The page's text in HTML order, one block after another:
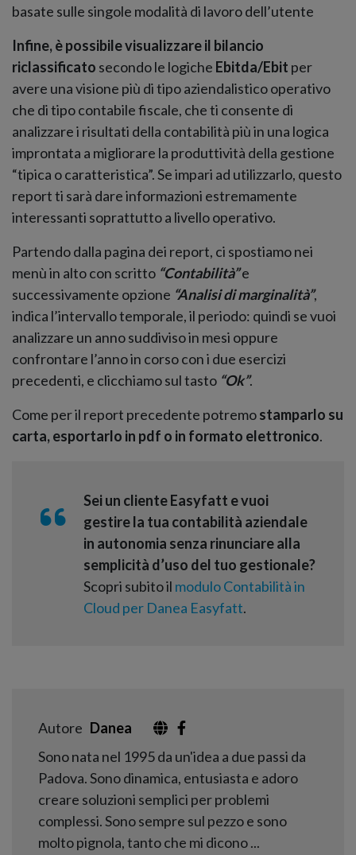
basate sulle singole modalità di lavoro dell’utente
Infine, è possibile visualizzare il bilancio
riclassificato secondo le logiche Ebitda/Ebit per
avere una visione più di tipo aziendalistico operativo
che di tipo contabile fiscale, che ti consente di
analizzare i risultati della contabilità più in una logica
improntata a migliorare la produttività della gestione
“tipica o caratteristica”. Se impari ad utilizzarlo, questo
report ti sarà dare informazioni estremamente
interessanti soprattutto a livello operativo.
Partendo dalla pagina dei report, ci spostiamo nei
menù in alto con scritto “Contabilità”e
successivamente opzione “Analisi di marginalità”,
indica l’intervallo temporale, il periodo: quindi se vuoi
analizzare un anno suddiviso in mesi oppure
confrontare l’anno in corso con i due esercizi
precedenti, e clicchiamo sul tasto “Ok”.
Come per il report precedente potremostamparlo su
carta, esportarlo in pdf o in formato elettronico.
Sei un cliente Easyfatt e vuoi
gestire la tua contabilità aziendale
in autonomia senza rinunciare alla
semplicità d’uso del tuo gestionale?
Scopri subito il modulo Contabilità in
Cloud per Danea Easyfatt.
Autore Danea
Sono nata nel 1995 da un'idea a due passi da
Padova. Sono dinamica, entusiasta e adoro
creare soluzioni semplici per problemi
complessi. Sono sempre sul pezzo e sono
molto pignola, tanto che mi dicono ...